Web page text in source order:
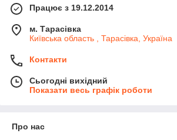
Працює з 19.12.2014
м. Тарасівка
Київська область , Тарасівка, Україна
Контакти
Сьогодні вихідний
Показати весь графік роботи
Про нас